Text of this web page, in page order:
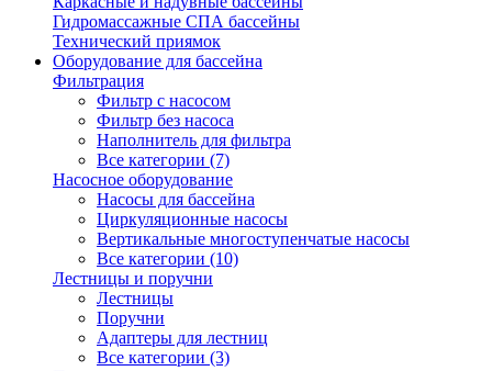
Гидромассажные СПА бассейны
Технический приямок
Оборудование для бассейна
Фильтрация
Фильтр с насосом
Фильтр без насоса
Наполнитель для фильтра
Все категории (7)
Насосное оборудование
Насосы для бассейна
Циркуляционные насосы
Вертикальные многоступенчатые насосы
Все категории (10)
Лестницы и поручни
Лестницы
Поручни
Адаптеры для лестниц
Все категории (3)